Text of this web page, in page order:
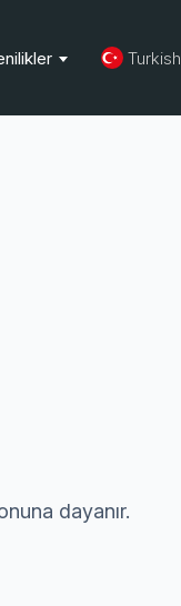
Turkish
dayanır.